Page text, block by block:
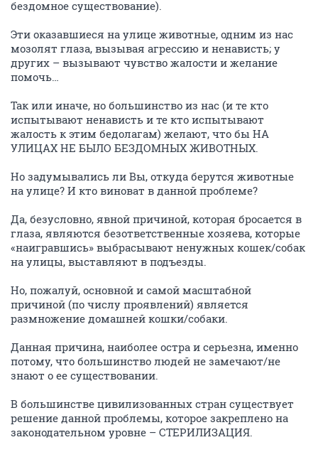
бездомное существование).
Эти оказавшиеся на улице животные, одним из нас
мозолят глаза, вызывая агрессию и ненависть; у
других – вызывают чувство жалости и желание
помочь…
Так или иначе, но большинство из нас (и те кто
испытывают ненависть и те кто испытывают
жалость к этим бедолагам) желают, что бы НА
УЛИЦАХ НЕ БЫЛО БЕЗДОМНЫХ ЖИВОТНЫХ.
Но задумывались ли Вы, откуда берутся животные
на улице? И кто виноват в данной проблеме?
Да, безусловно, явной причиной, которая бросается в
глаза, являются безответственные хозяева, которые
«наигравшись» выбрасывают ненужных кошек/собак
на улицы, выставляют в подъезды.
Но, пожалуй, основной и самой масштабной
причиной (по числу проявлений) является
размножение домашней кошки/собаки.
Данная причина, наиболее остра и серьезна, именно
потому, что большинство людей не замечают/не
знают о ее существовании.
В большинстве цивилизованных стран существует
решение данной проблемы, которое закреплено на
законодательном уровне – СТЕРИЛИЗАЦИЯ.